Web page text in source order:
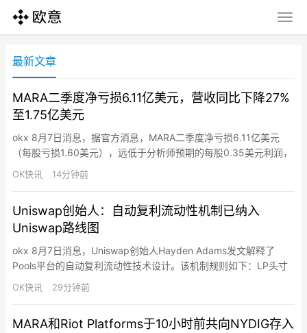
最新文章
MARA二季度净亏损6.11亿美元，营收同比下降27%
至1.75亿美元
okx 8月7日消息，据官方消息，MARA二季度净亏损6.11亿美元
（每股亏损1.60美元），远低于分析师预期的每股0.35美元利润，
营收同比下降27%至1.75亿美元，不及预期。亏损主要源于比特币
价格下跌导致的数字资产未实现减值约3.43亿美元（比特币均价同
增长3%至2,422枚BTC，…
OK快讯 14分钟前
Uniswap创始人：自动复利流动性机制已纳入
Uniswap路线图
okx 8月7日消息，Uniswap创始人Hayden Adams发文解释了
Pools平台的自动复利流动性技术设计。该机制规则如下：LP头寸
存入智能合约后，任何人只要将该头寸规模增加0.2%，即可提取该
头寸所有未申领的费用。随着费用累积，一旦其价值超过头寸的
单、干净”，基于Uniswap代币…
OK快讯 29分钟前
MARA和Riot Platforms于10小时前共向NYDIG存入